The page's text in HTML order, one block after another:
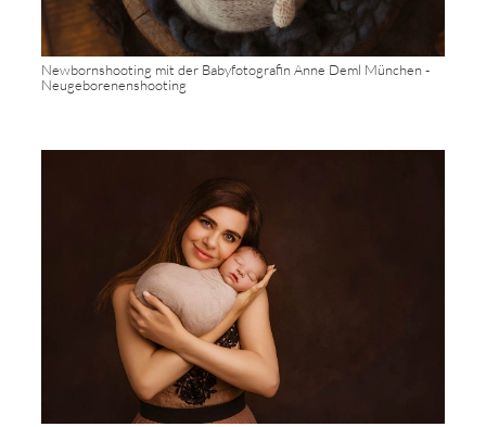
Newbornshooting mit der Babyfotografin Anne Deml München -
Neugeborenenshooting